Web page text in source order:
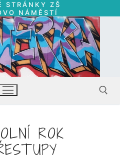
STRÁNKY ZŠ
NÁMĚSTÍ
Hledat:ROK